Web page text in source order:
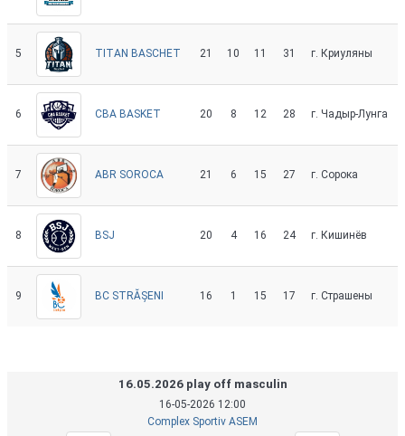
5 TITAN BASCHET 21 10 11 31 г. Криуляны
6 CBA BASKET 20 8 12 28 г. Чадыр-Лунга
7 ABR SOROCA 21 6 15 27 г. Сорока
8 BSJ 20 4 16 24 г. Кишинёв
9 BC STRĂȘENI 16 1 15 17 г. Страшены
16.05.2026 play off masculin
16-05-2026 12:00
Complex Sportiv ASEM